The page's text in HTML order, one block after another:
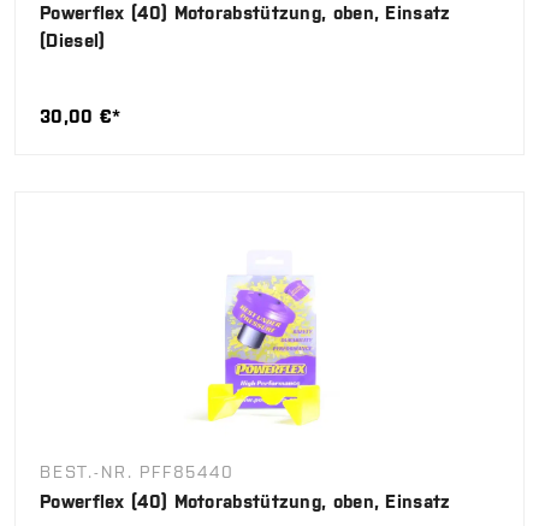
Powerflex (40) Motorabstützung, oben, Einsatz
(Diesel)
30,00 €*
BEST.-NR. PFF85440
Powerflex (40) Motorabstützung, oben, Einsatz